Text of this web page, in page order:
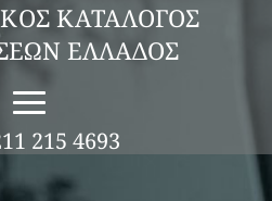
ΚΑΤΑΛΟΓΟΣ
ΕΛΛΑΔΟΣ
215 4693